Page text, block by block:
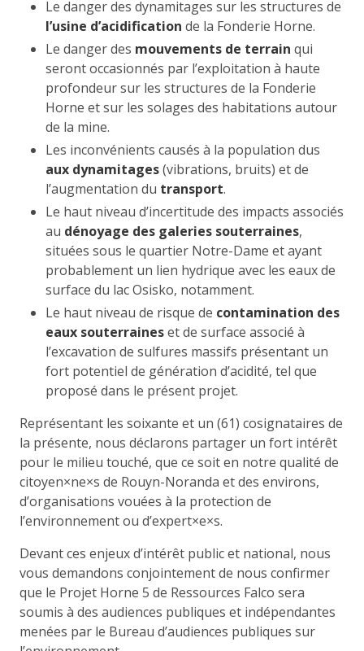
Le danger des dynamitages sur les structures de
l’usine d’acidification de la Fonderie Horne.
Le danger des mouvements de terrain qui
seront occasionnés par l’exploitation à haute
profondeur sur les structures de la Fonderie
Horne et sur les solages des habitations autour
de la mine.
Les inconvénients causés à la population dus
aux dynamitages(vibrations, bruits) et de
l’augmentation du transport.
Le haut niveau d’incertitude des impacts associés
au dénoyage des galeries souterraines,
situées sous le quartier Notre-Dame et ayant
probablement un lien hydrique avec les eaux de
surface du lac Osisko, notamment.
Le haut niveau de risque de contamination des
eaux souterraineset de surface associé à
l’excavation de sulfures massifs présentant un
fort potentiel de génération d’acidité, tel que
proposé dans le présent projet.
Représentant les soixante et un (61) cosignataires de
la présente, nous déclarons partager un fort intérêt
pour le milieu touché, que ce soit en notre qualité de
citoyen×ne×s de Rouyn-Noranda et des environs,
d’organisations vouées à la protection de
l’environnement ou d’expert×e×s.
Devant ces enjeux d’intérêt public et national, nous
vous demandons conjointement de nous confirmer
que le Projet Horne 5 de Ressources Falco sera
soumis à des audiences publiques et indépendantes
menées par le Bureau d’audiences publiques sur